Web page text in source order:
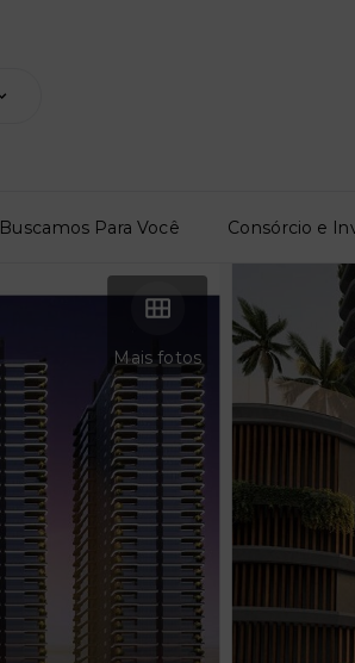
Buscamos Para Você Consórcio e
Mais fotos